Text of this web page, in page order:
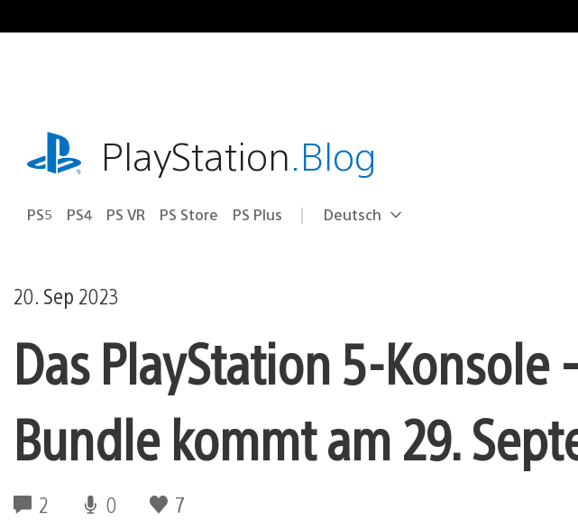
Inhalt
playstation.comPlayStation.Blog
PS5 PS4 PS VR PS Store PS Plus Select
Aktuelle
Deutsch
20. Sep 2023
Das PlayStation 5-Konsole
Bundle kommt am 29.
2 0 7